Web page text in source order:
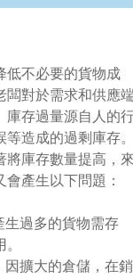
低不必要的貨物成
闆對於需求和供應
庫存過量源自人的
等造成的過剩庫存
將庫存數量提高，
產生以下問題：
生過多的貨物需存
因擴大的倉儲，在銷